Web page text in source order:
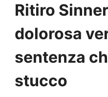
Ritiro
dolorosa
sentenza
stucco